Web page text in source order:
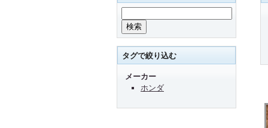
タグで絞り込む
メーカー
ホンダ